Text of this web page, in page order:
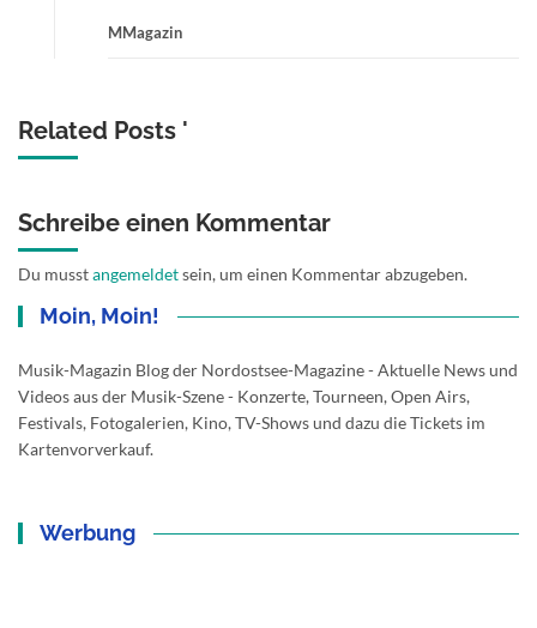
MMagazin
Related Posts '
Schreibe einen Kommentar
Du musstangemeldetsein, um einen Kommentar abzugeben.
Moin, Moin!
Musik-Magazin Blog der Nordostsee-Magazine - Aktuelle News und
Videos aus der Musik-Szene - Konzerte, Tourneen, Open Airs,
Festivals, Fotogalerien, Kino, TV-Shows und dazu die Tickets im
Kartenvorverkauf.
Werbung